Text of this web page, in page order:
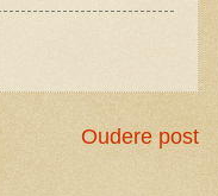
Oudere post